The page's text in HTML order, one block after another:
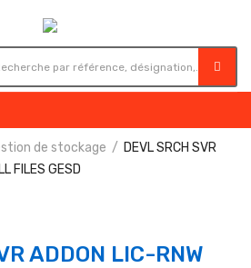
de stockage
DEVL SRCH SVR
FILES GESD
ADDON LIC-RNW